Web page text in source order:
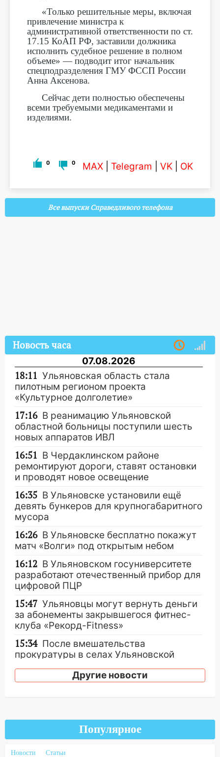
«Только решительные меры, включая
привлечение министра к
административной ответственности по ст.
17.15 КоАП РФ, заставили должника
исполнить судебное решение в полном
объеме» — подводит итог начальник
спецподразделения ГМУ ФССП России
Анна Аксенова.
Сейчас дети полностью обеспечены
всеми требуемыми медикаментами и
изделиями.
0 0 MAX Telegram VK OK
Все выпуски Справедливого телефона
Новость часа
07.08.2026
18:11 Ульяновская область стала
пилотным регионом проекта
«Культурное долголетие»
17:16 В реанимацию Ульяновской
областной больницы поступили шесть
новых аппаратов ИВЛ
16:51 В Чердаклинском районе
ремонтируют дороги, ставят остановки
и проводят новое освещение
16:35 В Ульяновске установили ещё
девять бункеров для крупногабаритного
мусора
16:26 В Ульяновске бесплатно покажут
матч «Волги» под открытым небом
16:12 В Ульяновском госуниверситете
разработают отечественный прибор для
цифровой ПЦР
15:47 Ульяновцы могут вернуть деньги
за абонементы закрывшегося фитнес-
клуба «Рекорд-Fitness»
15:34 После вмешательства
прокуратуры в селах Ульяновской
15:08 В Кузоватово после прокурорской
проверки обновили разметку на
Другие новости
Популярное
Новости Статьи